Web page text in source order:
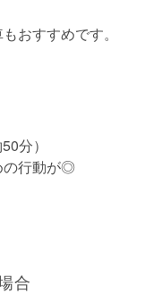
おすすめです。
分）
の行動が◎
合